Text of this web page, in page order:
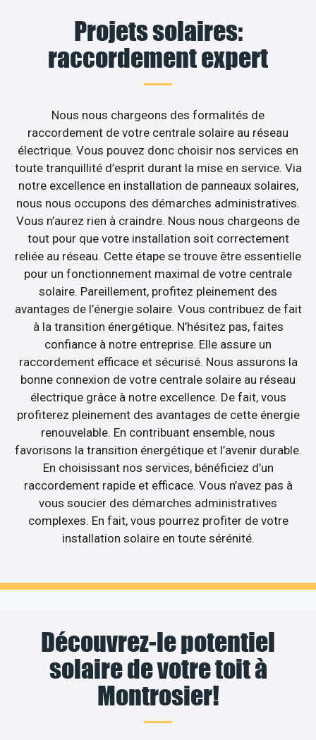
Projets solaires:
raccordement expert
Nous nous chargeons des formalités de
raccordement de votre centrale solaire au réseau
électrique. Vous pouvez donc choisir nos services en
toute tranquillité d’esprit durant la mise en service. Via
notre excellence en installation de panneaux solaires,
nous nous occupons des démarches administratives.
Vous n’aurez rien à craindre. Nous nous chargeons de
tout pour que votre installation soit correctement
reliée au réseau. Cette étape se trouve être essentielle
pour un fonctionnement maximal de votre centrale
solaire. Pareillement, profitez pleinement des
avantages de l’énergie solaire. Vous contribuez de fait
à la transition énergétique. N’hésitez pas, faites
confiance à notre entreprise. Elle assure un
raccordement efficace et sécurisé. Nous assurons la
bonne connexion de votre centrale solaire au réseau
électrique grâce à notre excellence. De fait, vous
profiterez pleinement des avantages de cette énergie
renouvelable. En contribuant ensemble, nous
favorisons la transition énergétique et l’avenir durable.
En choisissant nos services, bénéficiez d’un
raccordement rapide et efficace. Vous n’avez pas à
vous soucier des démarches administratives
complexes. En fait, vous pourrez profiter de votre
installation solaire en toute sérénité.
Découvrez-le potentiel
solaire de votre toit à
Montrosier!